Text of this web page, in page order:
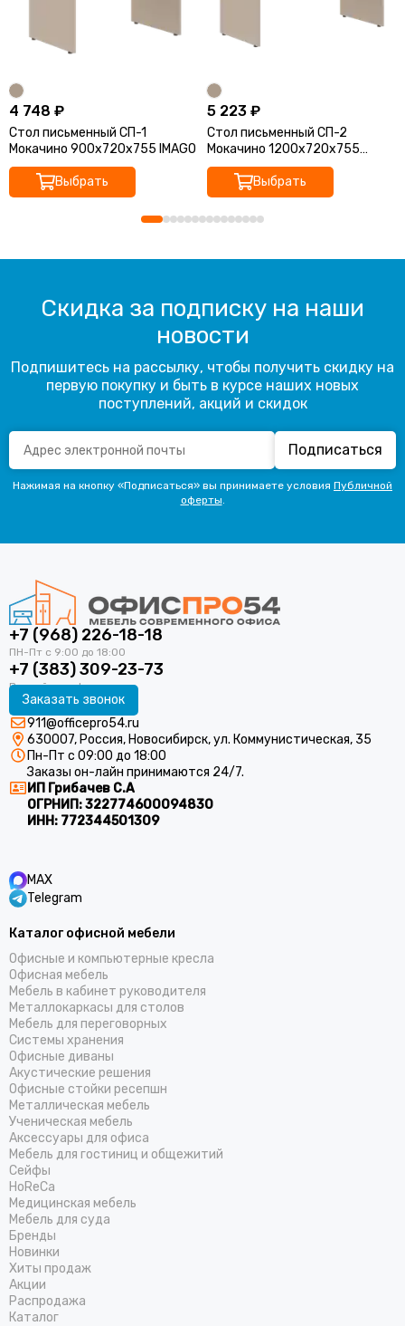
4 748 ₽
Стол письменный СП-1
Мокачино 900х720х755 IMAGO
Выбрать
5 223 ₽
Стол письменный СП-2
Мокачино 1200х720х755
IMAGO
Выбрать
Скидка за подписку на наши
новости
Подпишитесь на рассылку, чтобы получить скидку на
первую покупку и быть в курсе наших новых
поступлений, акций и скидок
Подписаться
Нажимая на кнопку «Подписаться» вы принимаете условия Публичной
оферты.
+7 (968) 226-18-18
+7 (383) 309-23-73
Заказать звонок
911@officepro54.ru
630007, Россия, Новосибирск, ул. Коммунистическая, 35
Пн-Пт с 09:00 до 18:00
Заказы он-лайн принимаются 24/7.
ИП Грибачев С.А
ОГРНИП:322774600094830
ИНН: 772344501309
MAX
Telegram
Каталог офисной мебели
Офисные и компьютерные кресла
Офисная мебель
Мебель в кабинет руководителя
Металлокаркасы для столов
Мебель для переговорных
Системы хранения
Офисные диваны
Акустические решения
Офисные стойки ресепшн
Металлическая мебель
Ученическая мебель
Аксессуары для офиса
Мебель для гостиниц и общежитий
Cейфы
HoReCa
Медицинская мебель
Мебель для суда
Бренды
Новинки
Хиты продаж
Акции
Распродажа
Каталог